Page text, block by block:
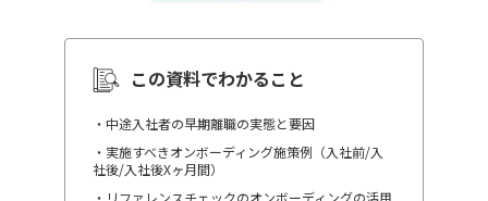
この資料でわかること
・中途入社者の早期離職の実態と要因
・実施すべきオンボーディング施策例（入社前/入
社後/入社後Xヶ月間）